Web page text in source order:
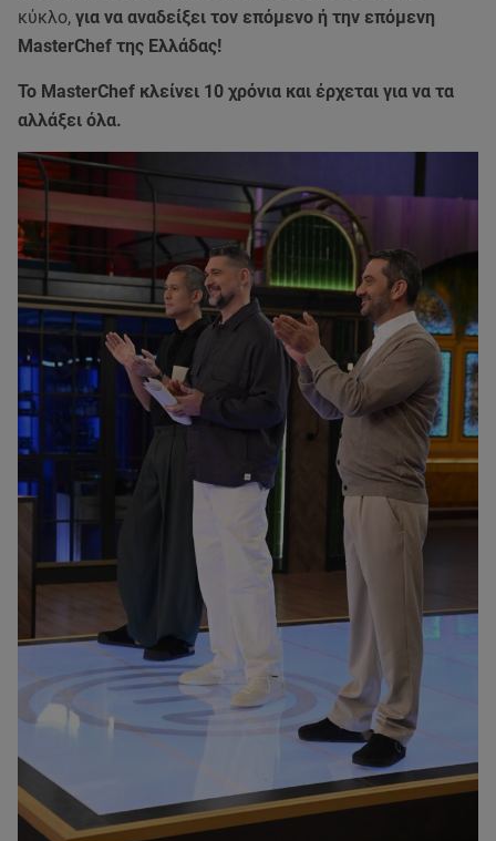
κύκλο, για να αναδείξει τον επόμενο ή την επόμενη
MasterChef της Ελλάδας!
Το MasterChef κλείνει 10 χρόνια και έρχεται για να τα
αλλάξει όλα.